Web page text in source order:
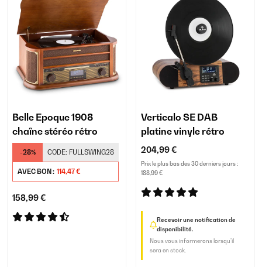
Belle Epoque 1908
chaîne stéréo rétro
-28% CODE: FULLSWING28
AVEC BON : 114,47 €
158,99 €
Verticalo SE DAB
platine vinyle rétro
204,99 €
Prix le plus bas des 30 derniers jours :
188,99 €
Recevoir une notification de
disponibilité.
Nous vous informerons lorsqu’il
sera en stock.